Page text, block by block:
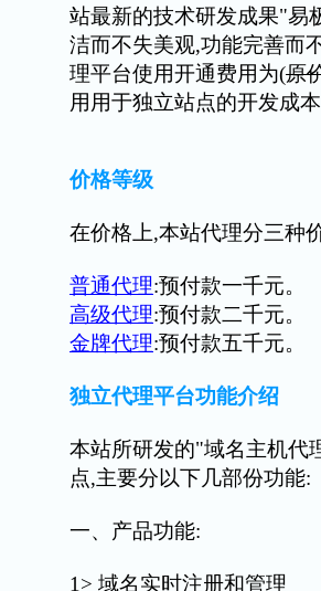
站最新的技术研发成果"易
洁而不失美观,功能完善而
理平台使用开通费用为(原
用用于独立站点的开发成
价格等级
在价格上,本站代理分三种
普通代理:预付款一千元。
高级代理:预付款二千元。
金牌代理:预付款五千元。
独立代理平台功能介绍
本站所研发的"域名主机代
点,主要分以下几部份功能:
一、产品功能:
1> 域名实时注册和管理